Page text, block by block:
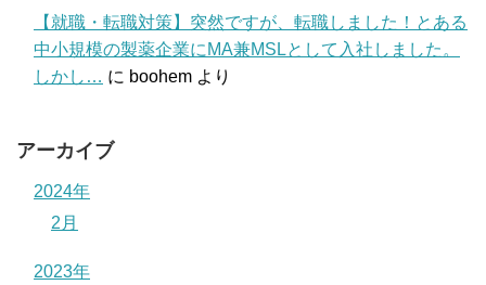
【就職・転職対策】突然ですが、転職しました！とある
中小規模の製薬企業にMA兼MSLとして入社しました。
しかし… に boohem より
アーカイブ
2024年
2月
2023年